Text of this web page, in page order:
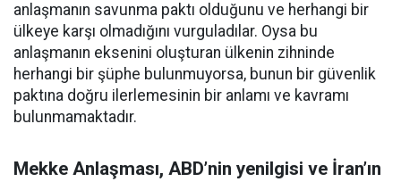
anlaşmanın savunma paktı olduğunu ve herhangi bir
ülkeye karşı olmadığını vurguladılar. Oysa bu
anlaşmanın eksenini oluşturan ülkenin zihninde
herhangi bir şüphe bulunmuyorsa, bunun bir güvenlik
paktına doğru ilerlemesinin bir anlamı ve kavramı
bulunmamaktadır.
Mekke Anlaşması, ABD’nin yenilgisi ve İran’ın